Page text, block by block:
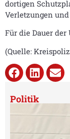
dortigen
Verletzungen
Für die Dauer
(Quelle:
Politik